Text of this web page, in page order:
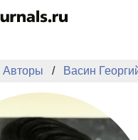
содержанию
НОВОСТИ
АВТОРЫ
ПОДАТЬ РУКОПИСЬ
БАЗА ЗНАНИЙ
Авторы Васин